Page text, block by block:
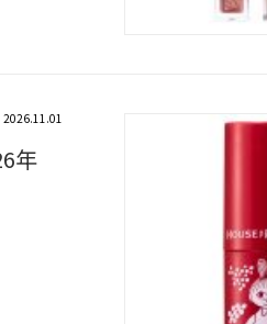
2026.11.01
年